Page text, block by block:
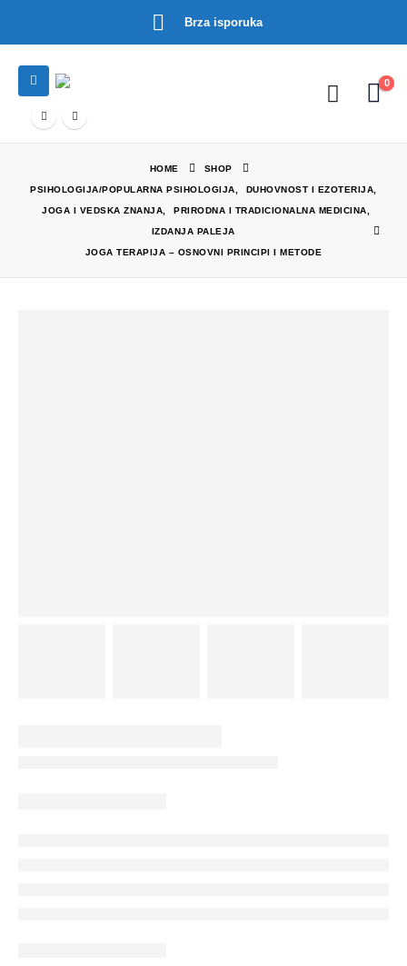
Brza isporuka
0
HOME SHOP
PSIHOLOGIJA/POPULARNA PSIHOLOGIJA DUHOVNOST I EZOTERIJA
JOGA I VEDSKA ZNANJA PRIRODNA I TRADICIONALNA MEDICINA
IZDANJA PALEJA
JOGA TERAPIJA – OSNOVNI PRINCIPI I METODE